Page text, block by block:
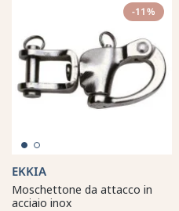
-11%
EKKIA
Moschettone da attacco in
acciaio inox